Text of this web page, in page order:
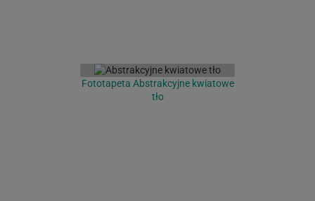
Fototapeta Abstrakcyjne kwiatowe
tło